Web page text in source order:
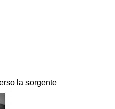
la sorgente